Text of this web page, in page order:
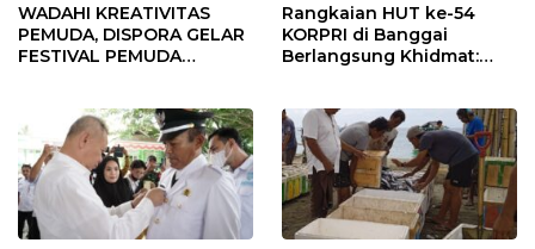
WADAHI KREATIVITAS
PEMUDA, DISPORA GELAR
FESTIVAL PEMUDA
Rangkaian HUT ke-54
KORPRI di Banggai
Berlangsung Khidmat: